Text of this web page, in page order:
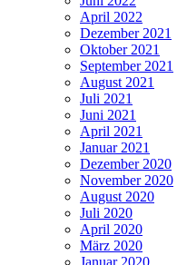
April 2022
Dezember 2021
Oktober 2021
September 2021
August 2021
Juli 2021
Juni 2021
April 2021
Januar 2021
Dezember 2020
November 2020
August 2020
Juli 2020
April 2020
März 2020